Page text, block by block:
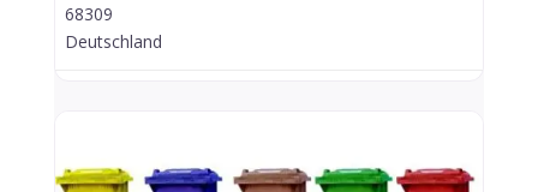
68309
Deutschland